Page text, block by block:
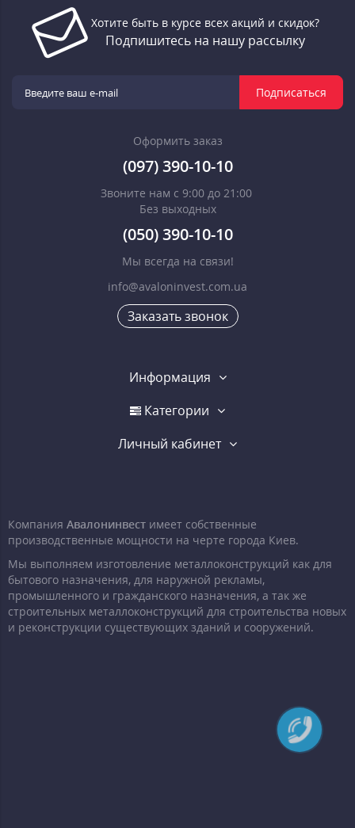
Хотите быть в курсе всех акций и скидок?
Подпишитесь на нашу рассылку
Подписаться
Оформить заказ
(097) 390-10-10
Звоните нам с 9:00 до 21:00
Без выходных
(050) 390-10-10
Мы всегда на связи!
info@avaloninvest.com.ua
Заказать звонок
Информация
Категории
Личный кабинет
Компания Авалонинвест имеет собственные
производственные мощности на черте города Киев.
Мы выполняем изготовление металлоконструкций как для
бытового назначения, для наружной рекламы,
промышленного и гражданского назначения, а так же
строительных металлоконструкций для строительства новых
и реконструкции существующих зданий и сооружений.